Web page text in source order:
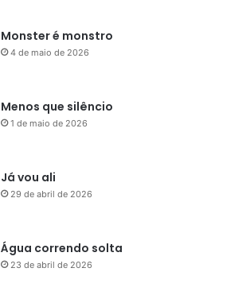
Monster é monstro
4 de maio de 2026
Menos que silêncio
1 de maio de 2026
Já vou ali
29 de abril de 2026
Água correndo solta
23 de abril de 2026